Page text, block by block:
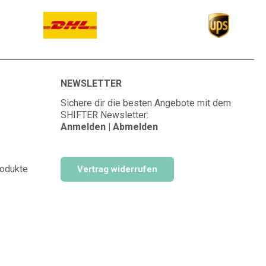
NEWSLETTER
Sichere dir die besten Angebote mit dem
SHIFTER Newsletter:
Anmelden | Abmelden
Vertrag widerrufen